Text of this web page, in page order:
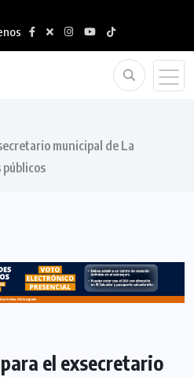
municipal de La
el exsecretario